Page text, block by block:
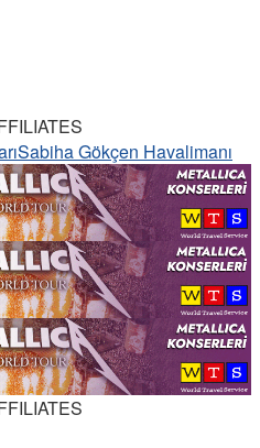
Sabiha Gökçen Havalimanı